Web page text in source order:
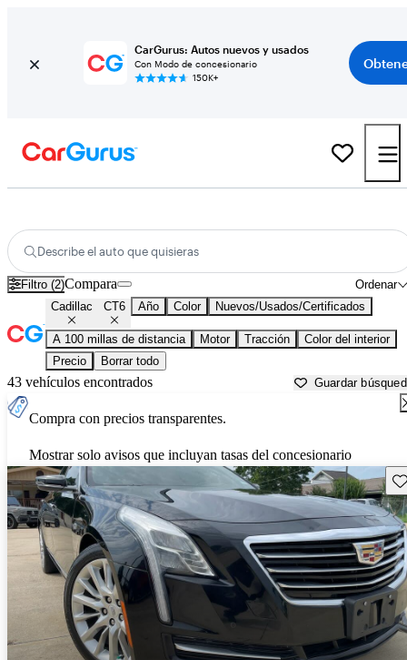
CarGurus: Autos nuevos y usados
Con Modo de concesionario
150K+
Describe el auto que quisieras
Filtro (2) Ordenar
Compara
Cadillac CT6 Año Color Nuevos/Usados/Certificados
A 100 millas de distancia Motor Tracción
Color del interior
Precio
Borrar todo
43 vehículos encontrados Guardar
Compra con precios transparentes.
Mostrar solo avisos que incluyan tasas del concesionario